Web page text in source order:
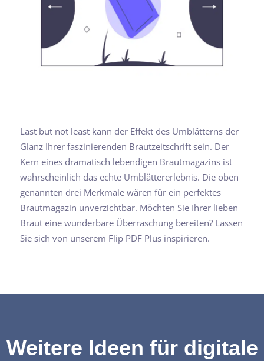
Last but not least kann der Effekt des Umblätterns der
Glanz Ihrer faszinierenden Brautzeitschrift sein. Der
Kern eines dramatisch lebendigen Brautmagazins ist
wahrscheinlich das echte Umblättererlebnis. Die oben
genannten drei Merkmale wären für ein perfektes
Brautmagazin unverzichtbar. Möchten Sie Ihrer lieben
Braut eine wunderbare Überraschung bereiten? Lassen
Sie sich von unserem Flip PDF Plus inspirieren.
Weitere Ideen für digitale